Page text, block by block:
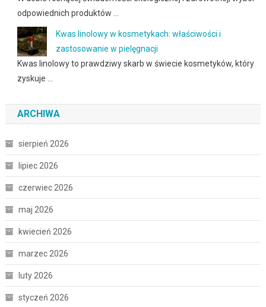
odpowiednich produktów …
Kwas linolowy w kosmetykach: właściwości i
zastosowanie w pielęgnacji
Kwas linolowy to prawdziwy skarb w świecie kosmetyków, który
zyskuje …
ARCHIWA
sierpień 2026
lipiec 2026
czerwiec 2026
maj 2026
kwiecień 2026
marzec 2026
luty 2026
styczeń 2026